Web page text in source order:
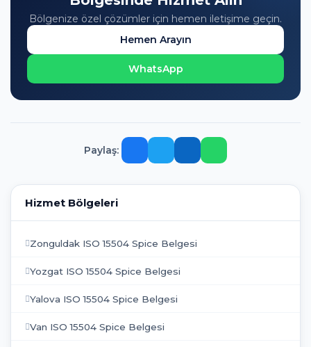
Bölgenize özel çözümler için hemen iletişime geçin.
Hemen Arayın
WhatsApp
Paylaş:
Hizmet Bölgeleri
Zonguldak ISO 15504 Spice Belgesi
Yozgat ISO 15504 Spice Belgesi
Yalova ISO 15504 Spice Belgesi
Van ISO 15504 Spice Belgesi